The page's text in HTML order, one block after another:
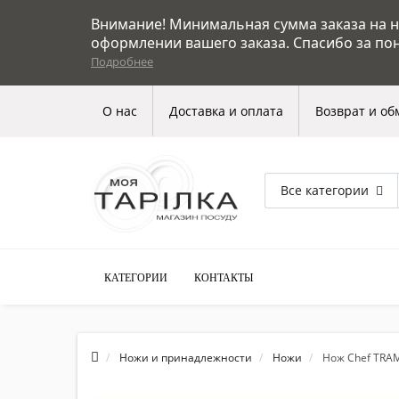
Внимание! Минимальная сумма заказа на
оформлении вашего заказа. Спасибо за
Подробнее
О нас Доставка и оплата Возврат и
Все категории
КАТЕГОРИИ КОНТАКТЫ
Ножи и принадлежности Ножи Нож Chef